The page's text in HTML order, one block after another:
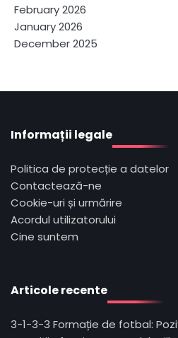
February 2026
January 2026
December 2025
Informații legale
Politica de protecție a datelor
Contactează-ne
Cookie-uri și urmărire
Acordul utilizatorului
Cine suntem
Articole recente
3-1-3-3 Formație de fotbal: